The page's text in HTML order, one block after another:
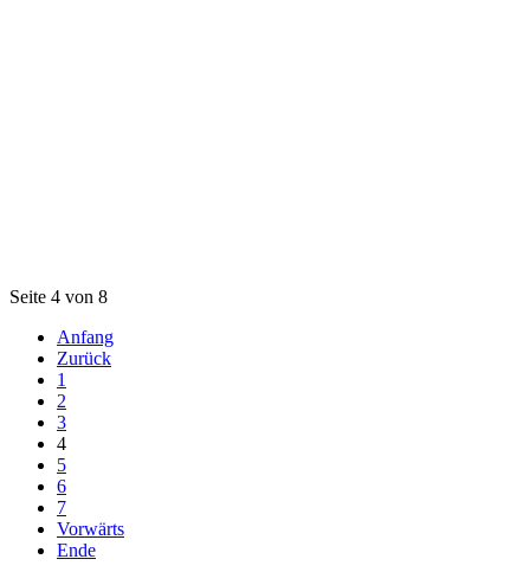
Seite 4 von 8
Anfang
Zurück
1
2
3
4
5
6
7
Vorwärts
Ende